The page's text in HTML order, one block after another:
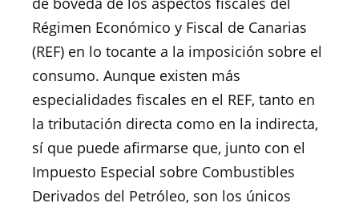
Régimen Económico y Fiscal de Canarias
(REF) en lo tocante a la imposición sobre el
consumo. Aunque existen más
especialidades fiscales en el REF, tanto en
la tributación directa como en la indirecta,
sí que puede afirmarse que, junto con el
Impuesto Especial sobre Combustibles
Derivados del Petróleo, son los únicos